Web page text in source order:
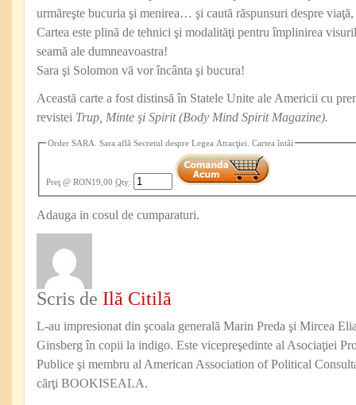
urmăreşte bucuria şi menirea… şi caută răspunsuri despre
Cartea este plină de tehnici şi modalităţi pentru împlinirea
seamă ale dumneavoastra!
Sara şi Solomon vă vor încânta şi bucura!
Această carte a fost distinsă în Statele Unite ale Americii cu
revistei Trup, Minte şi Spirit (Body Mind Spirit Magazine).
Order SARA. Sara află Secretul despre Legea Atracţiei. Cartea întâi
Preţ @ RON19,00 Qty:
Adauga in cosul de cumparaturi.
Scris de Ilă Citilă
L-au impresionat din şcoala generală Marin Preda şi Mircea
Ginsberg în copii la indigo. Este vicepreşedinte al Asociaţiei
Publice şi membru al American Association of Political
cărţi BOOKISEALA.